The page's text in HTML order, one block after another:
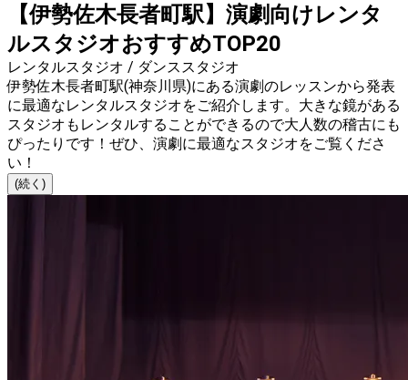
【伊勢佐木長者町駅】演劇向けレンタ
ルスタジオおすすめTOP20
レンタルスタジオ / ダンススタジオ
伊勢佐木長者町駅(神奈川県)にある演劇のレッスンから発表
に最適なレンタルスタジオをご紹介します。大きな鏡がある
スタジオもレンタルすることができるので大人数の稽古にも
ぴったりです！ぜひ、演劇に最適なスタジオをご覧くださ
い！
(続く)